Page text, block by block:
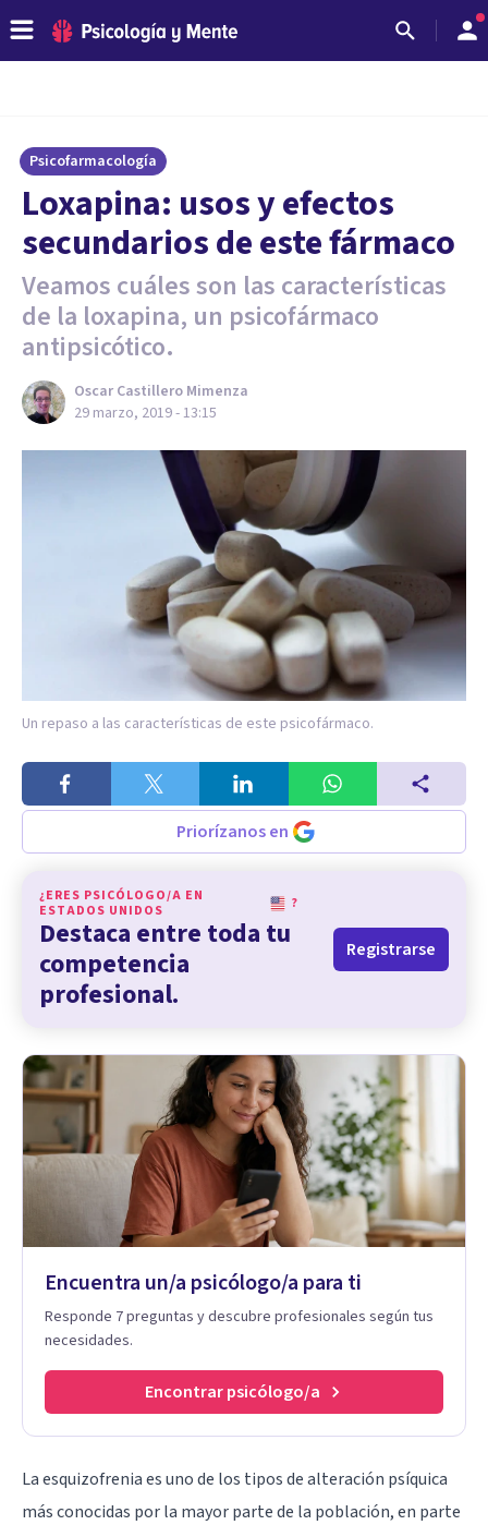
Psicofarmacología
Loxapina: usos y efectos
secundarios de este fármaco
Veamos cuáles son las características
de la loxapina, un psicofármaco
antipsicótico.
Oscar Castillero Mimenza
29 marzo, 2019 - 13:15
Un repaso a las características de este psicofármaco.
Priorízanos en
¿ERES PSICÓLOGO/A EN
ESTADOS UNIDOS
?
Destaca entre toda tu
competencia
profesional.
Registrarse
Encuentra un/a psicólogo/a para ti
Responde 7 preguntas y descubre profesionales según tus
necesidades.
Encontrar psicólogo/a
Laesquizofreniaes uno de los tipos de alteración psíquica
más conocidas por la mayor parte de la población, en parte